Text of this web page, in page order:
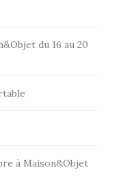
du 16 au 20
à Maison&Objet